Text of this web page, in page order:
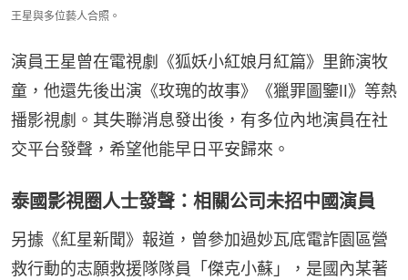
王星與多位藝人合照。
演員王星曾在電視劇《狐妖小紅娘月紅篇》里飾演牧
童，他還先後出演《玫瑰的故事》《獵罪圖鑒II》等熱
播影視劇。其失聯消息發出後，有多位內地演員在社
交平台發聲，希望他能早日平安歸來。
泰國影視圈人士發聲：相關公司未招中國演員
另據《紅星新聞》報道，曾參加過妙瓦底電詐園區營
救行動的志願救援隊隊員「傑克小蘇」，是國內某著